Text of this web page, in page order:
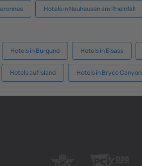
Hotels in Neuhausen am Rheinfall
Hotels in Burgund Hotels in Elsass
Hotels auf Island Hotels in Bryce Canyon